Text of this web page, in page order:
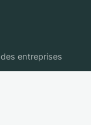
entreprises